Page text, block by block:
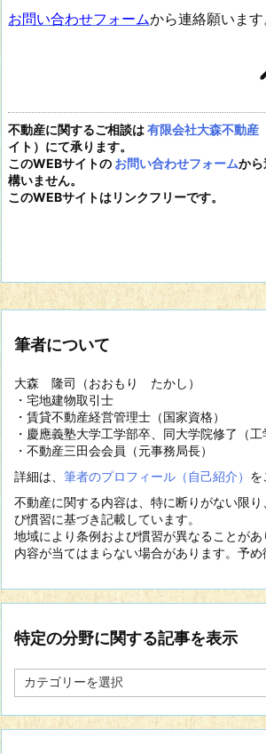
お問い合わせフォームから連絡願います
不動産に関するご相談は有限会社大森不動産
イト）にて承ります。
このWEBサイトの お問い合わせフォームから
構いません。
このWEBサイトはリンクフリーです。
筆者について
大森 隆司（おおもり たかし）
・宅地建物取引士
・賃貸不動産経営管理士（国家資格）
・慶應義塾大学工学部卒、同大学院修了（工
・不動産三田会会員（元事務局長）
詳細は、 筆者のプロフィール（自己紹介） を
不動産に関する内容は、特に断りがない限り
び慣習に基づき記載しています。
地域により条例および慣習が異なることが
内容が当てはまらない場合があります。予め
特定の分野に関する記事を表示
定
分